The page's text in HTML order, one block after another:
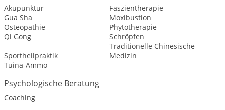
Akupunktur
Faszientherapie
Gua Sha
Moxibustion
Osteopathie
Phytotherapie
Qi Gong
Schröpfen
Sportheilpraktik
Traditionelle Chinesische
Medizin
Tuina-Ammo
Psychologische Beratung
Coaching